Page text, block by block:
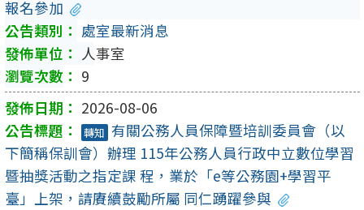
報名參加
處室最新消息
人事室
9
2026-08-06
轉知 有關公務人員保障暨培訓委員會（以
下簡稱保訓會）辦理 115年公務人員行政中立數位學習
暨抽獎活動之指定課 程，業於「e等公務園+學習平
臺」上架，請賡續鼓勵所屬 同仁踴躍參與